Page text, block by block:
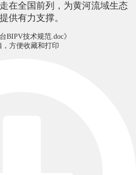
在全国前列，为黄河流域生态
供有力支撑。
BIPV技术规范.doc》
方便收藏和打印